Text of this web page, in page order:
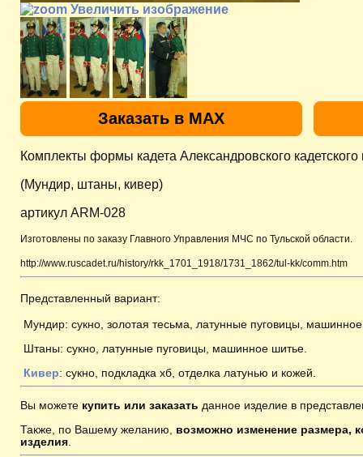
Увеличить изображение
Заказать в MAX
Комплекты формы кадета Александровского
(Мундир, штаны, кивер)
артикул ARM-028
Изготовлены по заказу Главного Управления МЧС по Тульской области.
http://www.ruscadet.ru/history/rkk_1701_1918/1731_1862/tul-kk/comm.htm
Представленный вариант:
Мундир: сукно, золотая тесьма, латунные пуговицы,
Штаны: сукно, латунные пуговицы, машинное шитье.
Кивер: сукно, подкладка хб, отделка латунью и кожей.
Вы можете купить или заказать данное изделие в
Также, по Вашему желанию, возможно изменение размера,
изделия